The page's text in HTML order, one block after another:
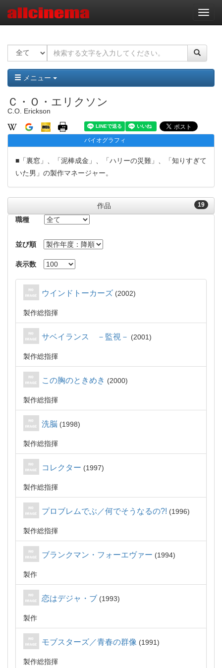
ナ
ビ
ー
ョ
ン
メニュー
Ｃ・Ｏ・エリクソン
C.O. Erickson
バイオグラフィ
■「裏窓」、「泥棒成金」、「ハリーの災難」、「知りすぎて
いた男」の製作マネージャー。
19
作品
職種
並び順
表示数
ウインドトーカーズ 2002
製作総指揮
サベイランス －監視－ 2001
製作総指揮
この胸のときめき 2000
製作総指揮
洗脳 1998
製作総指揮
コレクター 1997
製作総指揮
プロブレムでぶ／何でそうなるの?! 1996
製作総指揮
ブランクマン・フォーエヴァー 1994
製作
恋はデジャ・ブ 1993
製作
モブスターズ／青春の群像 1991
製作総指揮